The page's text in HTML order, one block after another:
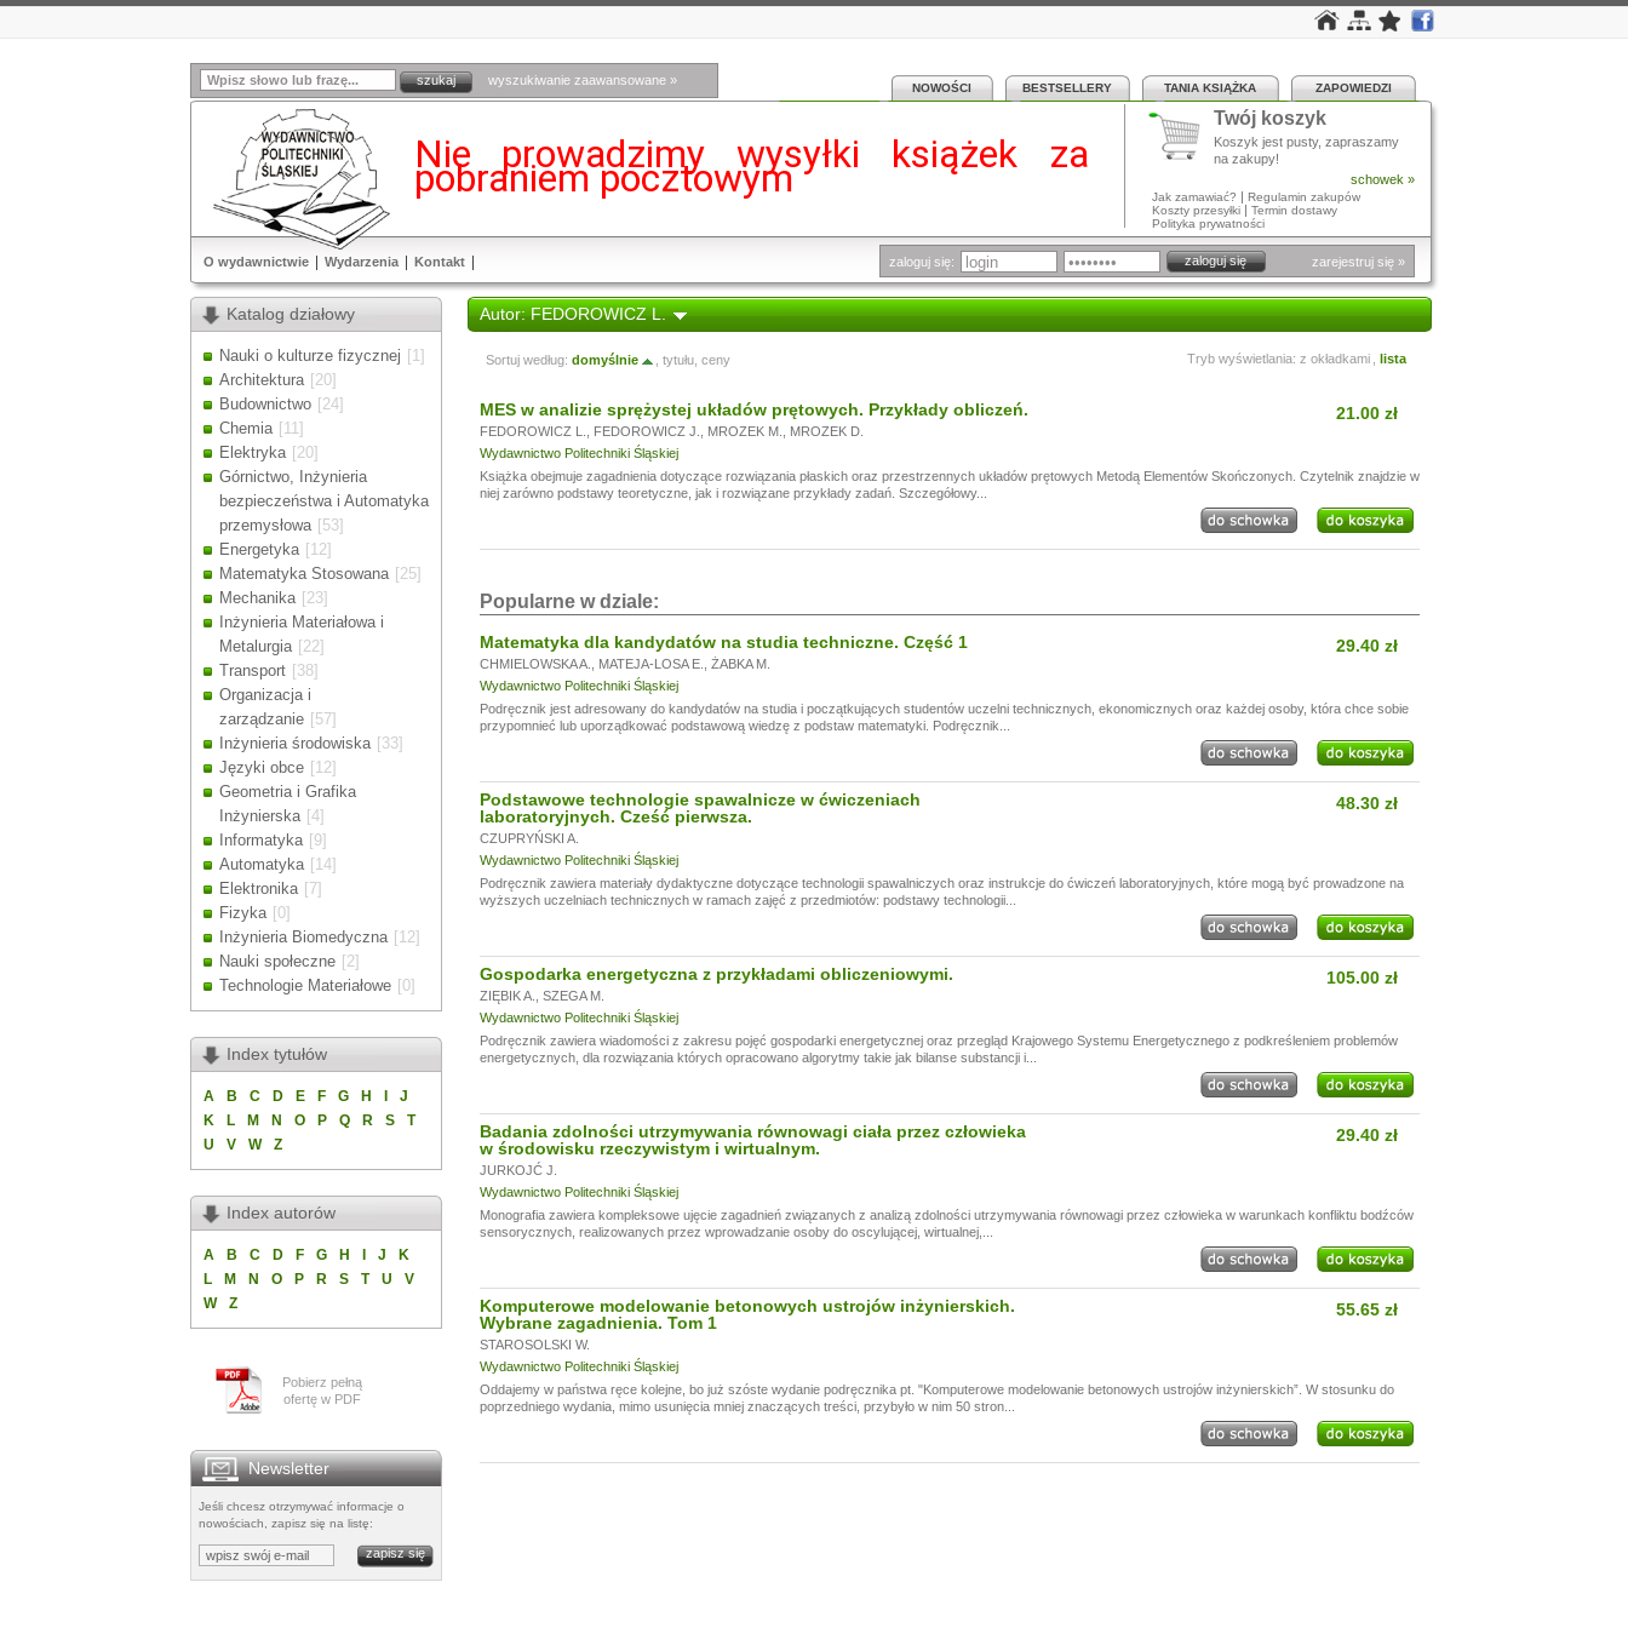
wyszukiwanie zaawansowane »
NOWOŚCI BESTSELLERY TANIA KSIĄŻKA ZAPOWIEDZI
Nie prowadzimy wysyłki książek za
pobraniem pocztowym
Drodzy Klienci!
Ze względu na przerwę wakacyjną, w dniach od
zamówienia mogą być realizowane z opóźnieniem.
Twój koszyk
Koszyk jest pusty, zapraszamy
na zakupy!
schowek »
Jak zamawiać? | Regulamin zakupów
Koszty przesyłki | Termin dostawy
Polityka prywatności
O wydawnictwie Wydarzenia Kontakt zaloguj się: zarejestruj się »
Katalog działowy
Nauki o kulturze fizycznej [1]
Architektura [20]
Budownictwo [24]
Chemia [11]
Elektryka [20]
Górnictwo, Inżynieria
bezpieczeństwa i Automatyka
przemysłowa [53]
Energetyka [12]
Matematyka Stosowana [25]
Mechanika [23]
Inżynieria Materiałowa i
Metalurgia [22]
Transport [38]
Organizacja i
zarządzanie [57]
Inżynieria środowiska [33]
Języki obce [12]
Geometria i Grafika
Inżynierska [4]
Informatyka [9]
Automatyka [14]
Elektronika [7]
Fizyka [0]
Inżynieria Biomedyczna [12]
Nauki społeczne [2]
Technologie Materiałowe [0]
Index tytułów
A B C D E F G H
J
K
L M N O P Q R S
T
U
V W Z
Index autorów
A B C D F G H J
K
L
M N O P R S T U
V
W
Z
Pobierz pełną
ofertę w PDF
Newsletter
Jeśli chcesz otrzymywać informacje o
nowościach, zapisz się na listę:
Autor: FEDOROWICZ L.
Sortuj według: domyślnie tytułu, ceny Tryb wyświetlania: z okładkami lista
MES w analizie sprężystej układów prętowych. Przykłady obliczeń.
FEDOROWICZ L. FEDOROWICZ J. MROZEK M.
MROZEK D.
Wydawnictwo Politechniki Śląskiej
21.00 zł
Książka obejmuje zagadnienia dotyczące rozwiązania płaskich oraz przestrzennych układów prętowych Metodą Elementów Skończonych. Czytelnik znajdzie w
niej zarówno podstawy teoretyczne, jak i rozwiązane przykłady zadań. Szczegółowy...
Popularne w dziale:
Matematyka dla kandydatów na studia techniczne. Część 1
CHMIELOWSKA A. MATEJA-LOSA E.
ŻABKA M.
Wydawnictwo Politechniki Śląskiej
29.40 zł
Podręcznik jest adresowany do kandydatów na studia i początkujących studentów uczelni technicznych, ekonomicznych oraz każdej osoby, która chce sobie
przypomnieć lub uporządkować podstawową wiedzę z podstaw matematyki. Podręcznik...
Podstawowe technologie spawalnicze w ćwiczeniach
laboratoryjnych. Cześć pierwsza.
CZUPRYŃSKI A.
Wydawnictwo Politechniki Śląskiej
48.30 zł
Podręcznik zawiera materiały dydaktyczne dotyczące technologii spawalniczych oraz instrukcje do ćwiczeń laboratoryjnych, które mogą być prowadzone na
wyższych uczelniach technicznych w ramach zajęć z przedmiotów: podstawy technologii...
Gospodarka energetyczna z przykładami obliczeniowymi.
ZIĘBIK A.
SZEGA M.
Wydawnictwo Politechniki Śląskiej
105.00 zł
Podręcznik zawiera wiadomości z zakresu pojęć gospodarki energetycznej oraz przegląd Krajowego Systemu Energetycznego z podkreśleniem problemów
energetycznych, dla rozwiązania których opracowano algorytmy takie jak bilanse substancji i...
Badania zdolności utrzymywania równowagi ciała przez człowieka
w środowisku rzeczywistym i wirtualnym.
JURKOJĆ J.
Wydawnictwo Politechniki Śląskiej
29.40 zł
Monografia zawiera kompleksowe ujęcie zagadnień związanych z analizą zdolności utrzymywania równowagi przez człowieka w warunkach konfliktu bodźców
sensorycznych, realizowanych przez wprowadzanie osoby do oscylującej, wirtualnej,...
Komputerowe modelowanie betonowych ustrojów inżynierskich.
Wybrane zagadnienia. Tom 1
STAROSOLSKI W.
Wydawnictwo Politechniki Śląskiej
55.65 zł
Oddajemy w państwa ręce kolejne, bo już szóste wydanie podręcznika pt. "Komputerowe modelowanie betonowych ustrojów inżynierskich”. W stosunku do
poprzedniego wydania, mimo usunięcia mniej znaczących treści, przybyło w nim 50 stron...